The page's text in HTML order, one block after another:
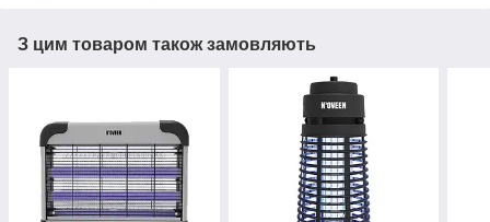
З цим товаром також замовляють